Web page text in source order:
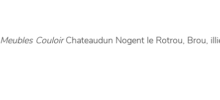
Meubles CouloirChateaudun Nogent le Rotrou, Brou,